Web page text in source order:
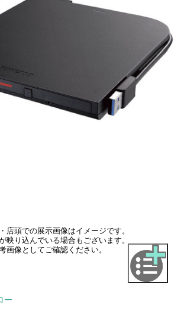
店頭での展示画像はイメージです。
映り込んでいる場合もございます。
画像としてご確認ください。
ー